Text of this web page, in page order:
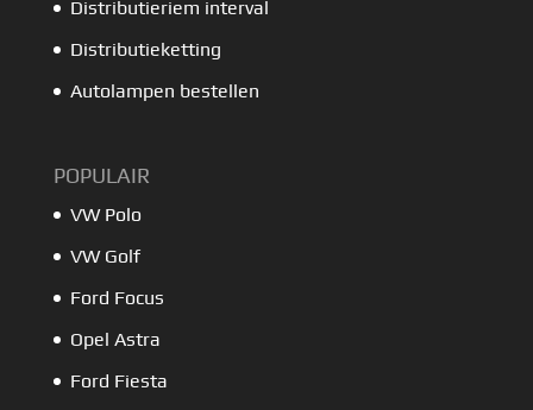
Distributieriem interval
Distributieketting
Autolampen bestellen
POPULAIR
VW Polo
VW Golf
Ford Focus
Opel Astra
Ford Fiesta